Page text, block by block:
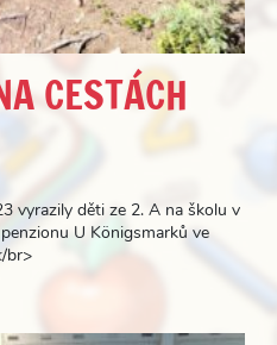
CESTÁCH
vyrazily děti ze 2. A na školu v
U Königsmarků ve
br>